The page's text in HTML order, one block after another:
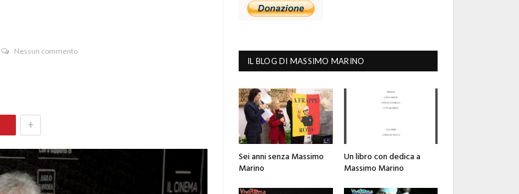
Nessun commento
+
IL BLOG DI MASSIMO MARINO
Sei anni senza Massimo
Marino
Un libro con dedica a
Massimo Marino